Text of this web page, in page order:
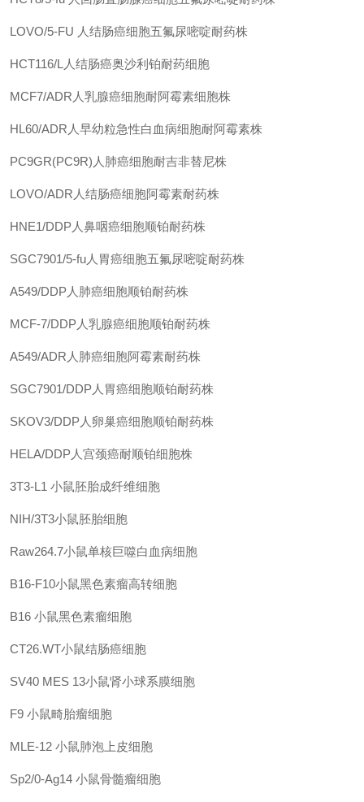
LOVO/5-FU 人结肠癌细胞五氟尿嘧啶耐药株
HCT116/L人结肠癌奥沙利铂耐药细胞
MCF7/ADR人乳腺癌细胞耐阿霉素细胞株
HL60/ADR人早幼粒急性白血病细胞耐阿霉素株
PC9GR(PC9R)人肺癌细胞耐吉非替尼株
LOVO/ADR人结肠癌细胞阿霉素耐药株
HNE1/DDP人鼻咽癌细胞顺铂耐药株
SGC7901/5-fu人胃癌细胞五氟尿嘧啶耐药株
A549/DDP人肺癌细胞顺铂耐药株
MCF-7/DDP人乳腺癌细胞顺铂耐药株
A549/ADR人肺癌细胞阿霉素耐药株
SGC7901/DDP人胃癌细胞顺铂耐药株
SKOV3/DDP人卵巢癌细胞顺铂耐药株
HELA/DDP人宫颈癌耐顺铂细胞株
3T3-L1 小鼠胚胎成纤维细胞
NIH/3T3小鼠胚胎细胞
Raw264.7小鼠单核巨噬白血病细胞
B16-F10小鼠黑色素瘤高转细胞
B16 小鼠黑色素瘤细胞
CT26.WT小鼠结肠癌细胞
SV40 MES 13小鼠肾小球系膜细胞
F9 小鼠畸胎瘤细胞
MLE-12 小鼠肺泡上皮细胞
Sp2/0-Ag14 小鼠骨髓瘤细胞